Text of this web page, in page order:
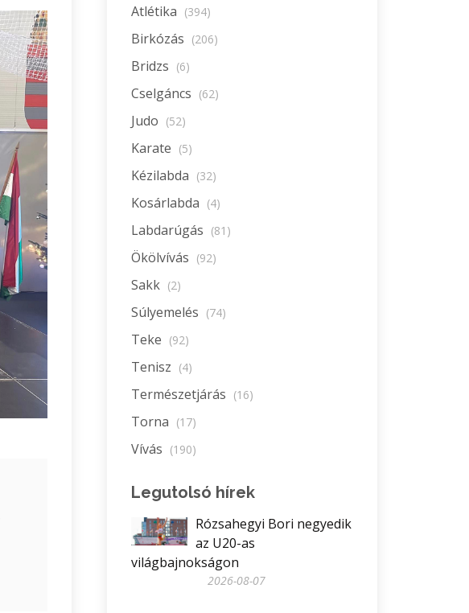
Atlétika (394)
Birkózás (206)
Bridzs (6)
Cselgáncs (62)
Judo (52)
Karate (5)
Kézilabda (32)
Kosárlabda (4)
Labdarúgás (81)
Ökölvívás (92)
Sakk (2)
Súlyemelés (74)
Teke (92)
Tenisz (4)
Természetjárás (16)
Torna (17)
Vívás (190)
Legutolsó hírek
Rózsahegyi Bori negyedik
az U20-as
világbajnokságon
2026-08-07